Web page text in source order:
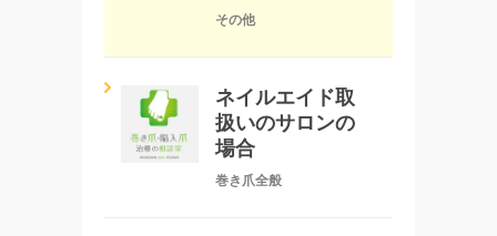
その他
ネイルエイド取
扱いのサロンの
場合
巻き爪全般